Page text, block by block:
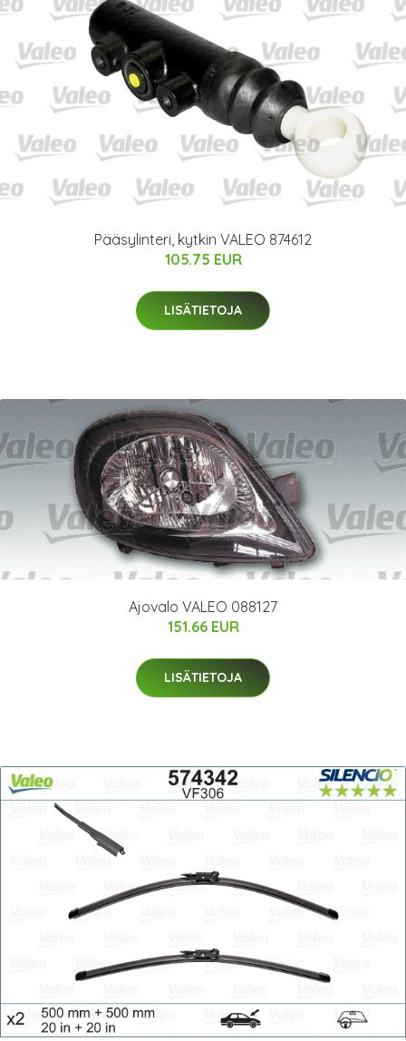
Pääsylinteri, kytkin VALEO 874612
105.75 EUR
LISÄTIETOJA
Ajovalo VALEO 088127
151.66 EUR
LISÄTIETOJA